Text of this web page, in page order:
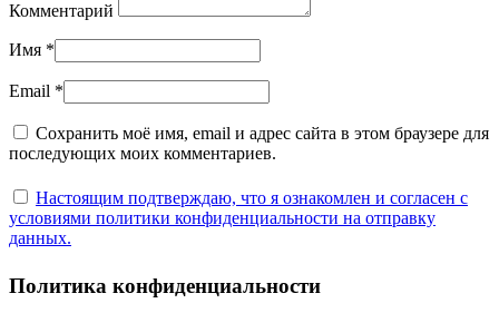
Комментарий
Имя *
Email *
Сохранить моё имя, email и адрес сайта в этом браузере для
последующих моих комментариев.
Настоящим подтверждаю, что я ознакомлен и согласен с
условиями политики конфиденциальности на отправку
данных.
Политика конфиденциальности